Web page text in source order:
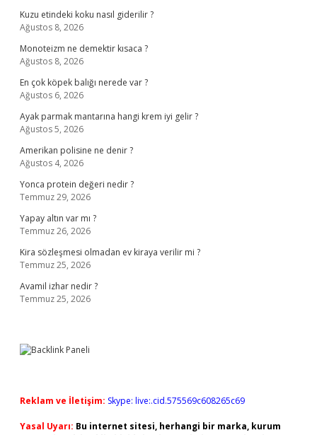
Kuzu etindeki koku nasıl giderilir ?
Ağustos 8, 2026
Monoteizm ne demektir kısaca ?
Ağustos 8, 2026
En çok köpek balığı nerede var ?
Ağustos 6, 2026
Ayak parmak mantarına hangi krem iyi gelir ?
Ağustos 5, 2026
Amerikan polisine ne denir ?
Ağustos 4, 2026
Yonca protein değeri nedir ?
Temmuz 29, 2026
Yapay altın var mı ?
Temmuz 26, 2026
Kira sözleşmesi olmadan ev kiraya verilir mi ?
Temmuz 25, 2026
Avamil izhar nedir ?
Temmuz 25, 2026
Reklam ve İletişim: Skype: live:.cid.575569c608265c69
Yasal Uyarı: Bu internet sitesi, herhangi bir marka, kurum